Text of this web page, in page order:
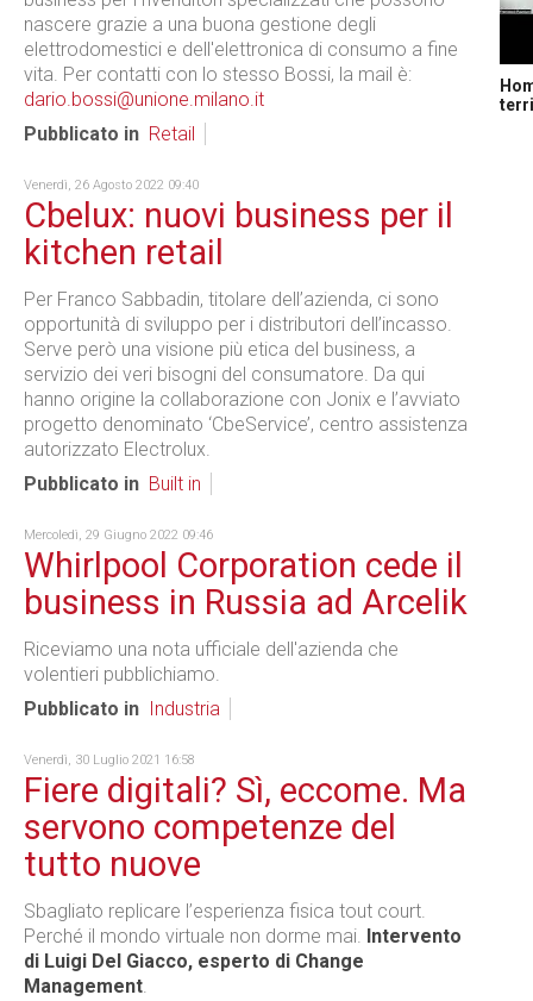
nascere grazie a una buona gestione degli
elettrodomestici e dell'elettronica di consumo a fine
vita. Per contatti con lo stesso Bossi, la mail è:
dario.bossi@unione.milano.it
Pubblicato in Retail
Venerdì, 26 Agosto 2022 09:40
Cbelux: nuovi business per il
kitchen retail
Per Franco Sabbadin, titolare dell’azienda, ci sono
opportunità di sviluppo per i distributori dell’incasso.
Serve però una visione più etica del business, a
servizio dei veri bisogni del consumatore. Da qui
hanno origine la collaborazione con Jonix e l’avviato
progetto denominato ‘CbeService’, centro assistenza
autorizzato Electrolux.
Pubblicato in Built in
Mercoledì, 29 Giugno 2022 09:46
Whirlpool Corporation cede il
business in Russia ad Arcelik
Riceviamo una nota ufficiale dell'azienda che
volentieri pubblichiamo.
Pubblicato in
Industria
Venerdì, 30 Luglio 2021 16:58
Fiere digitali? Sì, eccome. Ma
servono competenze del
tutto nuove
Sbagliato replicare l’esperienza fisica tout court.
Perché il mondo virtuale non dorme mai. Intervento
di Luigi Del Giacco, esperto di Change
Management.